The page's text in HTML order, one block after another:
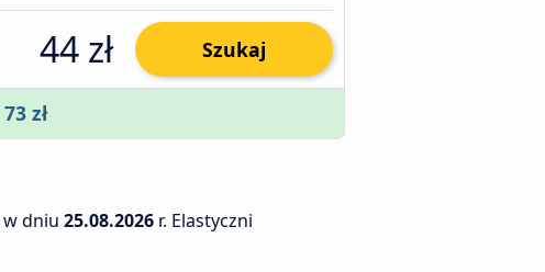
44 zł Szukaj
73 zł
w dniu 25.08.2026 r. Elastyczni